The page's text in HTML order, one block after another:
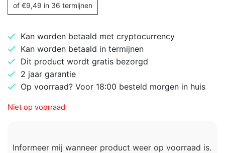
of €9,49 in 36 termijnen
Kan worden betaald met cryptocurrency
Kan worden betaald in termijnen
Dit product wordt gratis bezorgd
2 jaar garantie
Op voorraad? Voor 18:00 besteld morgen in huis
Niet op voorraad
Informeer mij wanneer product weer op voorraad is.